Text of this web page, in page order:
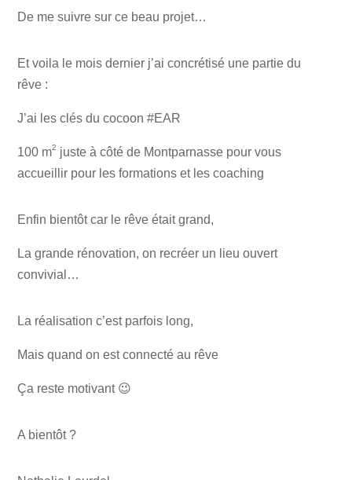
De me suivre sur ce beau projet…
Et voila le mois dernier j’ai concrétisé une partie du
rêve :
J’ai les clés du cocoon #EAR
100 m2 juste à côté de Montparnasse pour vous
accueillir pour les formations et les coaching
Enfin bientôt car le rêve était grand,
La grande rénovation, on recréer un lieu ouvert
convivial…
La réalisation c’est parfois long,
Mais quand on est connecté au rêve
Ça reste motivant 😉
A bientôt ?